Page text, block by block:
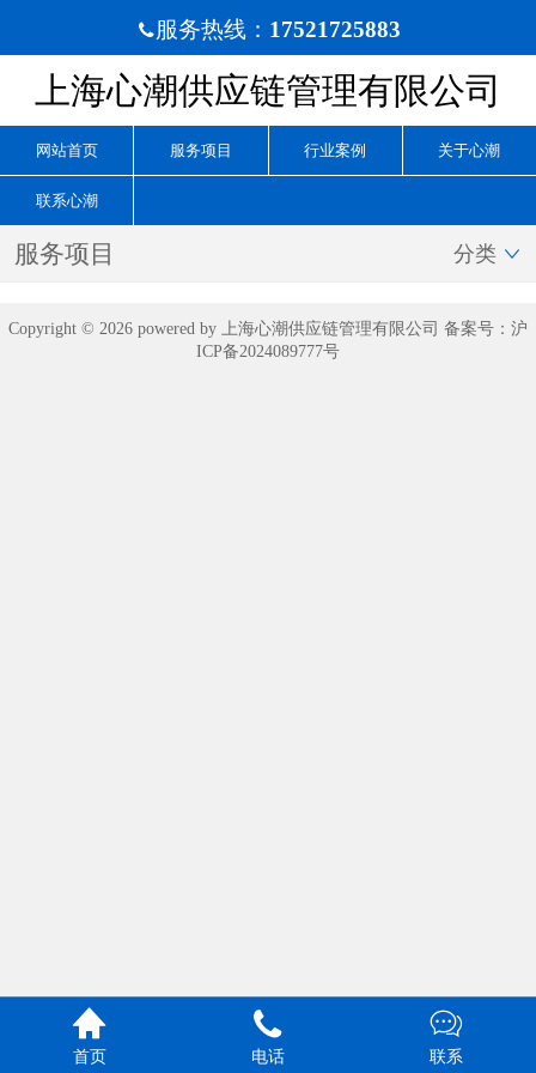
服务热线： 17521725883
上海心潮供应链管理有限公司
网站首页 服务项目 行业案例 关于心潮
联系心潮
服务项目 分类 
Copyright © 2026 powered by 上海心潮供应链管理有限公司 备案号： 沪
ICP备2024089777号

首页

电话

联系